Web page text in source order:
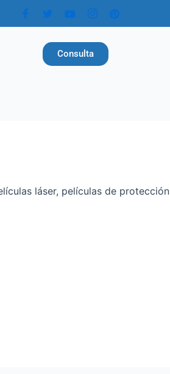
Consulta
láser, películas de protección